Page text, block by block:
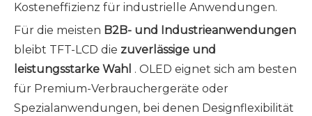
Kosteneffizienz für industrielle Anwendungen.
Für die meisten B2B- und Industrieanwendungen
bleibt TFT-LCD die zuverlässige und
leistungsstarke Wahl . OLED eignet sich am besten
für Premium-Verbrauchergeräte oder
Spezialanwendungen, bei denen Designflexibilität